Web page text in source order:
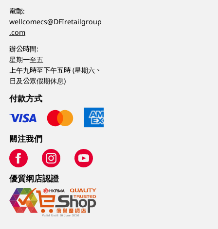
電郵:
wellcomecs@DFIretailgroup
.com
辦公時間:
星期一至五
上午九時至下午五時 (星期六、
日及公眾假期休息)
付款方式
關注我們
優質纲店認證